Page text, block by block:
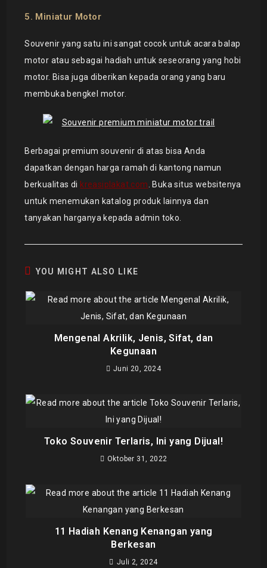
5. Miniatur Motor
Souvenir yang satu ini sangat cocok untuk acara balap
motor atau sebagai hadiah untuk seseorang yang hobi
motor. Bisa juga diberikan kepada orang yang baru
membuka bengkel motor.
Berbagai premium souvenir di atas bisa Anda
dapatkan dengan harga ramah di kantong namun
berkualitas di kreasiplakat.com
. Buka situs websitenya
untuk menemukan katalog produk lainnya dan
tanyakan harganya kepada admin toko.
YOU MIGHT ALSO LIKE
Mengenal Akrilik, Jenis, Sifat, dan
Kegunaan
Juni 20, 2024
Toko Souvenir Terlaris, Ini yang Dijual!
Oktober 31, 2022
11 Hadiah Kenang Kenangan yang
Berkesan
Juli 2, 2024